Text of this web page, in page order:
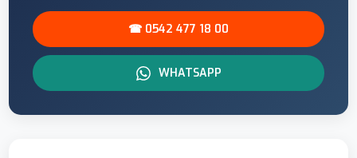
☎ 0542 477 18 00
WHATSAPP